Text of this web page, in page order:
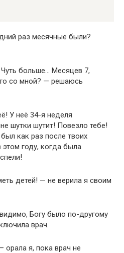
раз месячные были?
больше… Месяцев 7,
со мной? — решаюсь
У неё 34-я неделя
шутки шутит! Повезло тебе!
как раз после твоих
году, когда была
детей! — не верила я своим
Богу было по-другому
врач.
орала я, пока врач не